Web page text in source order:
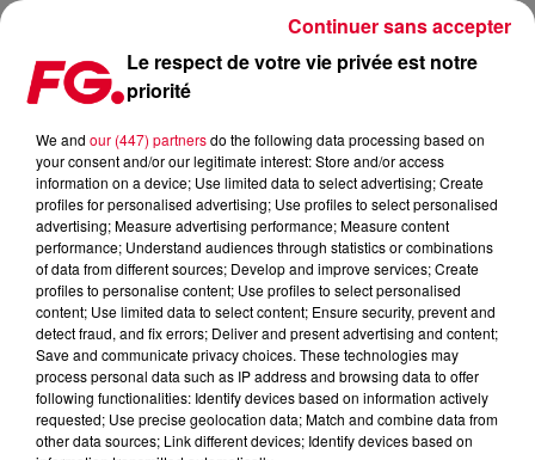
L'ESSOR DES LIVE STREAMS: MYD TÉMOIGNE
Publié : 3 février 2021 à 8h36 par Antony Harari
Le respect de votre vie privée est notre
priorité
We and our (447) partnersdo the following data processing based on
your consent and/or our legitimate interest: Store and/or access
information on a device; Use limited data to select advertising; Create
profiles for personalised advertising; Use profiles to select personalised
advertising; Measure advertising performance; Measure content
performance; Understand audiences through statistics or combinations
of data from different sources; Develop and improve services; Create
profiles to personalise content; Use profiles to select personalised
content; Use limited data to select content; Ensure security, prevent and
detect fraud, and fix errors; Deliver and present advertising and content;
Save and communicate privacy choices. These technologies may
process personal data such as IP address and browsing data to offer
following functionalities: Identify devices based on information actively
requested; Use precise geolocation data; Match and combine data from
other data sources; Link different devices; Identify devices based on
Continuer sans accepter